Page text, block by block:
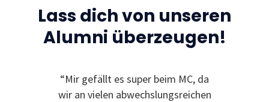
Lass dich von unseren
Alumni überzeugen!
“Mir gefällt es super beim MC, da
wir an vielen abwechslungsreichen